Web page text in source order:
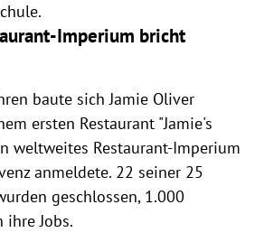
Imperium bricht
baute sich Jamie Oliver
ersten Restaurant "Jamie's
weltweites Restaurant-Imperium
anmeldete. 22 seiner 25
geschlossen, 1.000
Jobs.